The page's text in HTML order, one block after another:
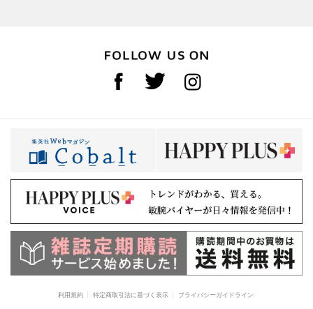
利用規約 特定商取引法に基づく表示 プライバシーガイドライン